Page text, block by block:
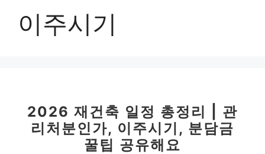
이주시기
2026 재건축 일정 총정리 | 관
리처분인가, 이주시기, 분담금
꿀팁 공유해요